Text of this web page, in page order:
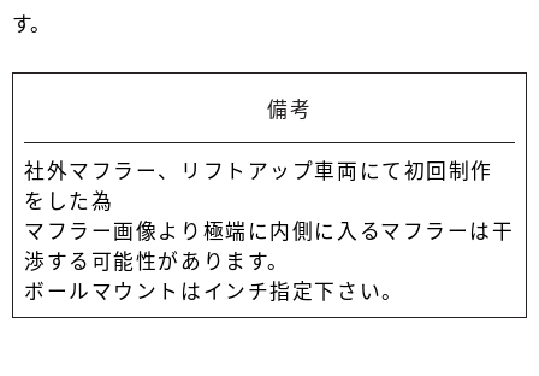
す。
備考
社外マフラー、リフトアップ車両にて初回制作
をした為
マフラー画像より極端に内側に入るマフラーは干
渉する可能性があります。
ボールマウントはインチ指定下さい。